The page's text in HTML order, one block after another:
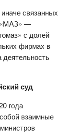
связанных
«МАЗ» —
с долей
фирмах в
суд
года
взаимные